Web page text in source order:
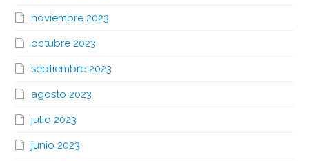
noviembre 2023
octubre 2023
septiembre 2023
agosto 2023
julio 2023
junio 2023